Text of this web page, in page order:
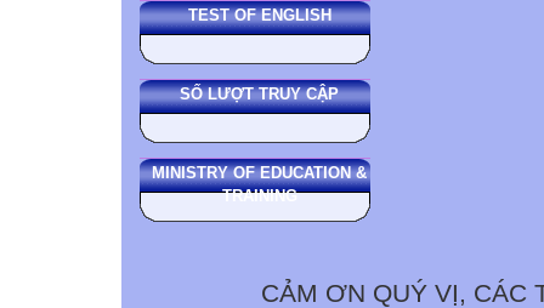
TEST OF ENGLISH
SỐ LƯỢT TRUY CẬP
MINISTRY OF EDUCATION &
TRAINING
CẢM ƠN QUÝ VỊ, CÁC